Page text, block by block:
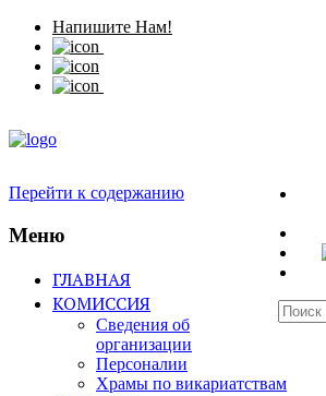
Напишите Нам!
Искать:
Перейти к содержанию
Меню
ГЛАВНАЯ
КОМИССИЯ
Сведения об
организации
Персоналии
Храмы по викариатствам